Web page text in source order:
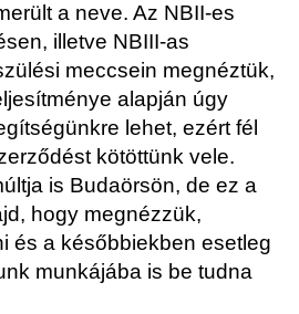
a neve. Az NBII-es
illetve NBIII-as
meccsein megnéztük,
alapján úgy
lehet, ezért fél
kötöttünk vele.
is Budaörsön, de ez a
hogy megnézzük,
és a későbbiekben esetleg
munkájába is be tudna